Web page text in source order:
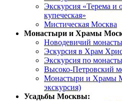
Экскурсия «Терема и
купеческая»
Мистическая Москва
Монастыри и Храмы
Новодевичий
Эскурсия в Храм
Экскурсия по
Высоко-Петровский
Монастыри и Храмы
экскурсия)
Усадьбы Москвы: